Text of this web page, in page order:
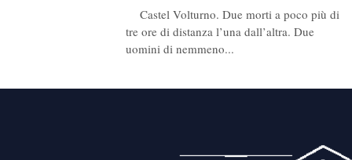
Castel Volturno. Due morti a poco più di
tre ore di distanza l’una dall’altra. Due
uomini di nemmeno...